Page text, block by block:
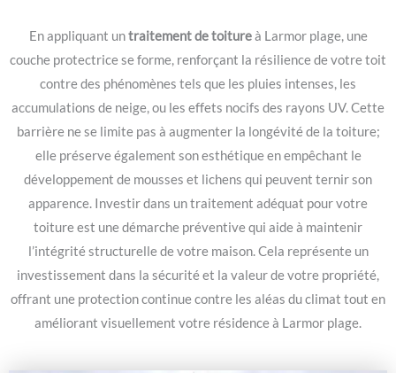
En appliquant untraitement de toitureà Larmor plage, une
couche protectrice se forme, renforçant la résilience de votre toit
contre des phénomènes tels que les pluies intenses, les
accumulations de neige, ou les effets nocifs des rayons UV. Cette
barrière ne se limite pas à augmenter la longévité de la toiture;
elle préserve également son esthétique en empêchant le
développement de mousses et lichens qui peuvent ternir son
apparence. Investir dans un traitement adéquat pour votre
toiture est une démarche préventive qui aide à maintenir
l’intégrité structurelle de votre maison. Cela représente un
investissement dans la sécurité et la valeur de votre propriété,
offrant une protection continue contre les aléas du climat tout en
améliorant visuellement votre résidence à Larmor plage.